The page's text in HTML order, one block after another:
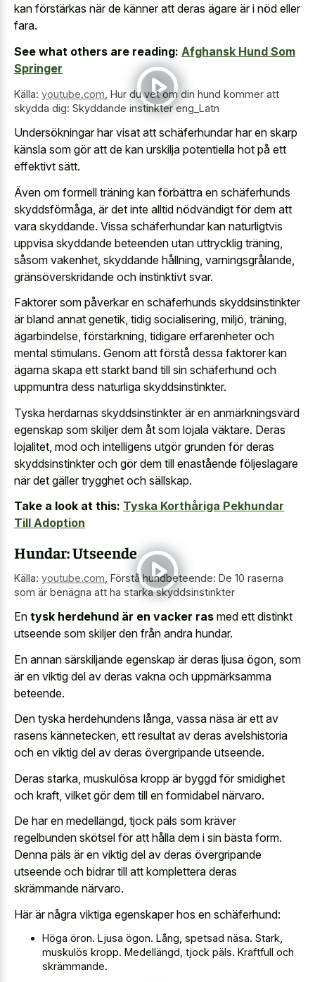
kan förstärkas när de känner att deras ägare är i nöd eller
fara.
See what others are reading: Afghansk Hund Som
Springer
Källa: youtube.com Hur du vet om din hund kommer att
skydda dig: Skyddande instinkter eng_Latn
Undersökningar har visat att schäferhundar har en skarp
känsla som gör att de kan urskilja potentiella hot på ett
effektivt sätt.
Även om formell träning kan förbättra en schäferhunds
skyddsförmåga, är det inte alltid nödvändigt för dem att
vara skyddande. Vissa schäferhundar kan naturligtvis
uppvisa skyddande beteenden utan uttrycklig träning,
såsom vakenhet, skyddande hållning, varningsgrålande,
gränsöverskridande och instinktivt svar.
Faktorer som påverkar en schäferhunds skyddsinstinkter
är bland annat genetik, tidig socialisering, miljö, träning,
ägarbindelse, förstärkning, tidigare erfarenheter och
mental stimulans. Genom att förstå dessa faktorer kan
ägarna skapa ett starkt band till sin schäferhund och
uppmuntra dess naturliga skyddsinstinkter.
Tyska herdarnas skyddsinstinkter är en anmärkningsvärd
egenskap som skiljer dem åt som lojala väktare. Deras
lojalitet, mod och intelligens utgör grunden för deras
skyddsinstinkter och gör dem till enastående följeslagare
när det gäller trygghet och sällskap.
Take a look at this: Tyska Korthåriga Pekhundar
Till Adoption
Hundar: Utseende
Källa: youtube.com Förstå hundbeteende: De 10 raserna
som är benägna att ha starka skyddsinstinkter
En tysk herdehund är en vacker ras med ett distinkt
utseende som skiljer den från andra hundar.
En annan särskiljande egenskap är deras ljusa ögon, som
är en viktig del av deras vakna och uppmärksamma
beteende.
Den tyska herdehundens långa, vassa näsa är ett av
rasens kännetecken, ett resultat av deras avelshistoria
och en viktig del av deras övergripande utseende.
Deras starka, muskulösa kropp är byggd för smidighet
och kraft, vilket gör dem till en formidabel närvaro.
De har en medellängd, tjock päls som kräver
regelbunden skötsel för att hålla dem i sin bästa form.
Denna päls är en viktig del av deras övergripande
utseende och bidrar till att komplettera deras
skrämmande närvaro.
Här är några viktiga egenskaper hos en schäferhund:
Höga öron. Ljusa ögon. Lång, spetsad näsa. Stark,
muskulös kropp. Medellängd, tjock päls. Kraftfull och
skrämmande.